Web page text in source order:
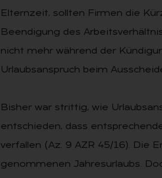
Elternzeit, sollten Firmen die
Beendigung des
nicht mehr während der
Urlaubsanspruch beim
Bisher war strittig, wie
entschieden, dass
verfallen (Az. 9 AZR 45/16). Die
genommenen Jahresurlaubs.